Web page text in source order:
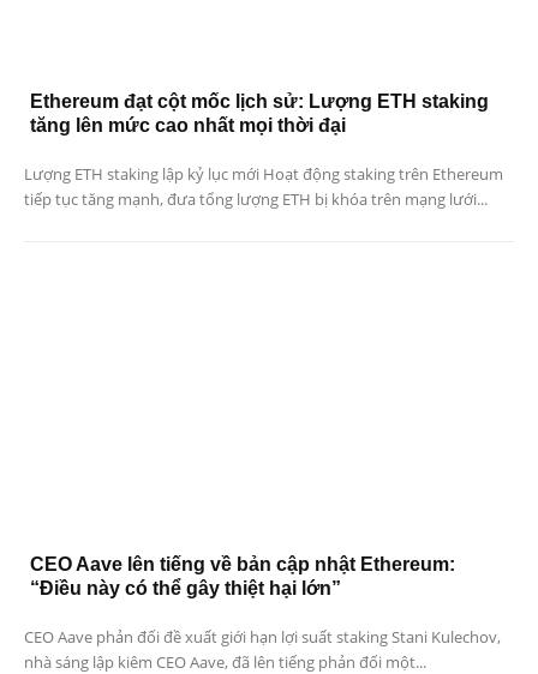
Ethereum đạt cột mốc lịch sử: Lượng ETH staking
tăng lên mức cao nhất mọi thời đại
Lượng ETH staking lập kỷ lục mới Hoạt động staking trên Ethereum
tiếp tục tăng mạnh, đưa tổng lượng ETH bị khóa trên mạng lưới...
CEO Aave lên tiếng về bản cập nhật Ethereum:
“Điều này có thể gây thiệt hại lớn”
CEO Aave phản đối đề xuất giới hạn lợi suất staking Stani Kulechov,
nhà sáng lập kiêm CEO Aave, đã lên tiếng phản đối một...